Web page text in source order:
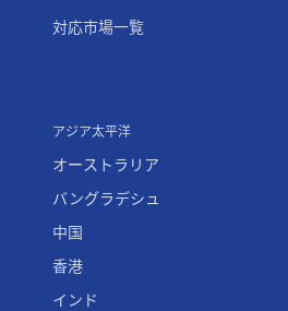
対応市場一覧
アジア太平洋
オーストラリア
バングラデシュ
中国
香港
インド